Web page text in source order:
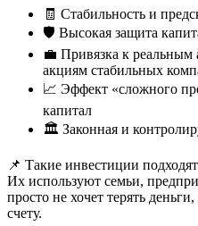
🧾 Стабильность и
🛡 Высокая защита
💼 Привязка к
акциям стабильных
📈 Эффект «сложного
капитал
🏛 Законная и
📌 Такие инвестиции
Их используют семьи,
просто не хочет терять
счету.